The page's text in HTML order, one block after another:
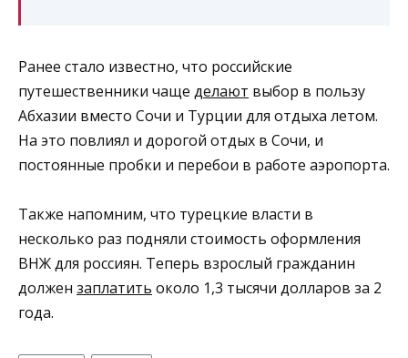
Ранее стало известно, что российские
путешественники чаще делают выбор в пользу
Абхазии вместо Сочи и Турции для отдыха летом.
На это повлиял и дорогой отдых в Сочи, и
постоянные пробки и перебои в работе аэропорта.
Также напомним, что турецкие власти в
несколько раз подняли стоимость оформления
ВНЖ для россиян. Теперь взрослый гражданин
должен заплатить около 1,3 тысячи долларов за 2
года.